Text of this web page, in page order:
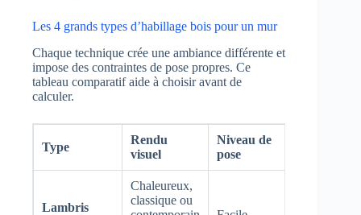
Les 4 grands types d’habillage bois pour un mur
Chaque technique crée une ambiance différente et
impose des contraintes de pose propres. Ce
tableau comparatif aide à choisir avant de
calculer.
Type
Rendu
visuel
Niveau de
pose
Lambris
Chaleureux,
classique ou